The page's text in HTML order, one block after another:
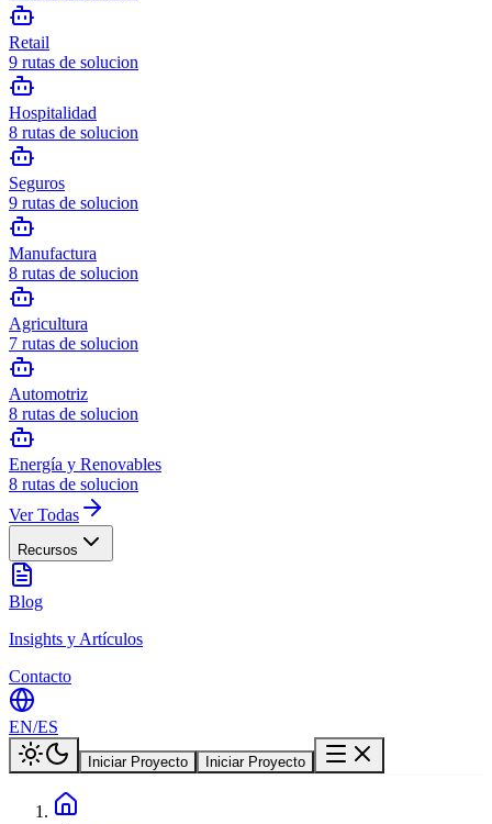
Retail
9 rutas de solucion
Hospitalidad
8 rutas de solucion
Seguros
9 rutas de solucion
Manufactura
8 rutas de solucion
Agricultura
7 rutas de solucion
Automotriz
8 rutas de solucion
Energía y Renovables
8 rutas de solucion
Ver Todas
Recursos
Blog
Insights y Artículos
Contacto
EN/ES
Iniciar Proyecto Iniciar Proyecto